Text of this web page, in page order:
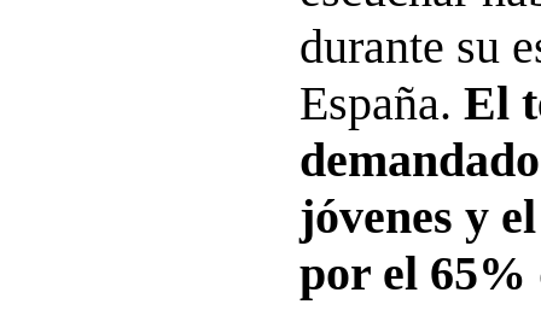
durante su
España. El
jóvenes y
por el 65%